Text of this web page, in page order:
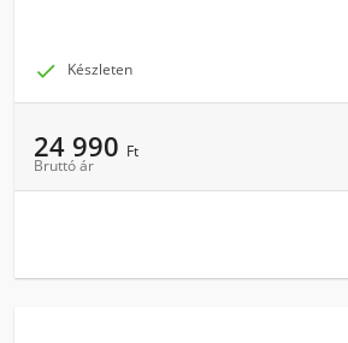
 Készleten
24 990 Ft
Bruttó ár